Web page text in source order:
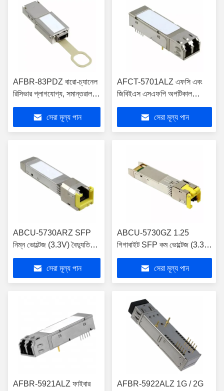
AFBR-83PDZ বারো-চ্যানেল
রিসিভার প্লাগযোগ্য, সমান্তরাল-
ফাইবার অপটিক মডিউল
সেরা মূল্য পান
AFCT-5701ALZ এফসি এবং
জিবিইএস এসএফপি অপটিকাল
ট্রান্সসিভার মডিউল জন্য এসএমএফ
ট্রান্সসিভার
সেরা মূল্য পান
ABCU-5730ARZ SFP
নিম্ন ভোল্টেজ (3.3V) বৈদ্যুতিক
ট্রান্সসিভার ক্যাটাগরি 5 ক্যাবলের
সেরা মূল্য পান
ABCU-5730GZ 1.25
গিগাবাইট SFP কম ভোল্টেজ (3.3V)
ক্যাবল 5 কেবল উপর বৈদ্যুতিক
ট্রান্সসিভার
সেরা মূল্য পান
AFBR-5921ALZ ফাইবার
AFBR-5922ALZ 1G / 2G